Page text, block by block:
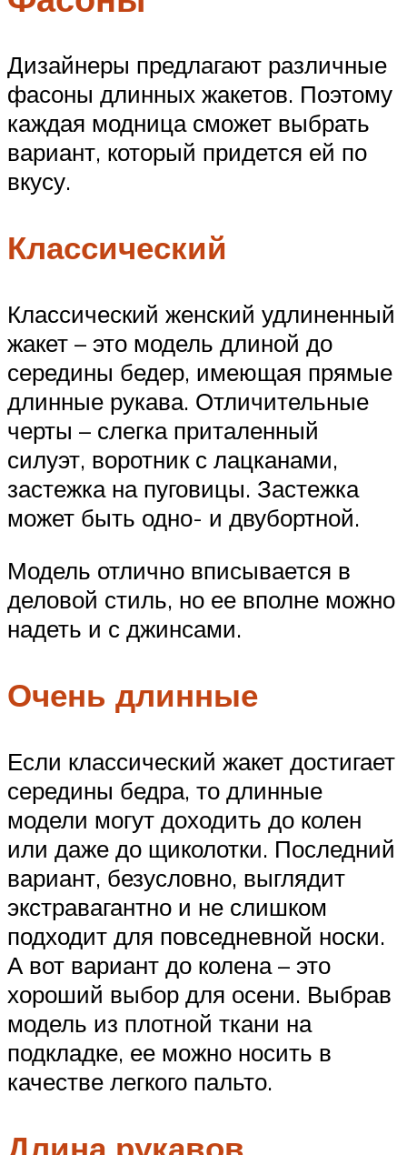
Дизайнеры предлагают различные
фасоны длинных жакетов. Поэтому
каждая модница сможет выбрать
вариант, который придется ей по
вкусу.
Классический
Классический женский удлиненный
жакет – это модель длиной до
середины бедер, имеющая прямые
длинные рукава. Отличительные
черты – слегка приталенный
силуэт, воротник с лацканами,
застежка на пуговицы. Застежка
может быть одно- и двубортной.
Модель отлично вписывается в
деловой стиль, но ее вполне можно
надеть и с джинсами.
Очень длинные
Если классический жакет достигает
середины бедра, то длинные
модели могут доходить до колен
или даже до щиколотки. Последний
вариант, безусловно, выглядит
экстравагантно и не слишком
подходит для повседневной носки.
А вот вариант до колена – это
хороший выбор для осени. Выбрав
модель из плотной ткани на
подкладке, ее можно носить в
качестве легкого пальто.